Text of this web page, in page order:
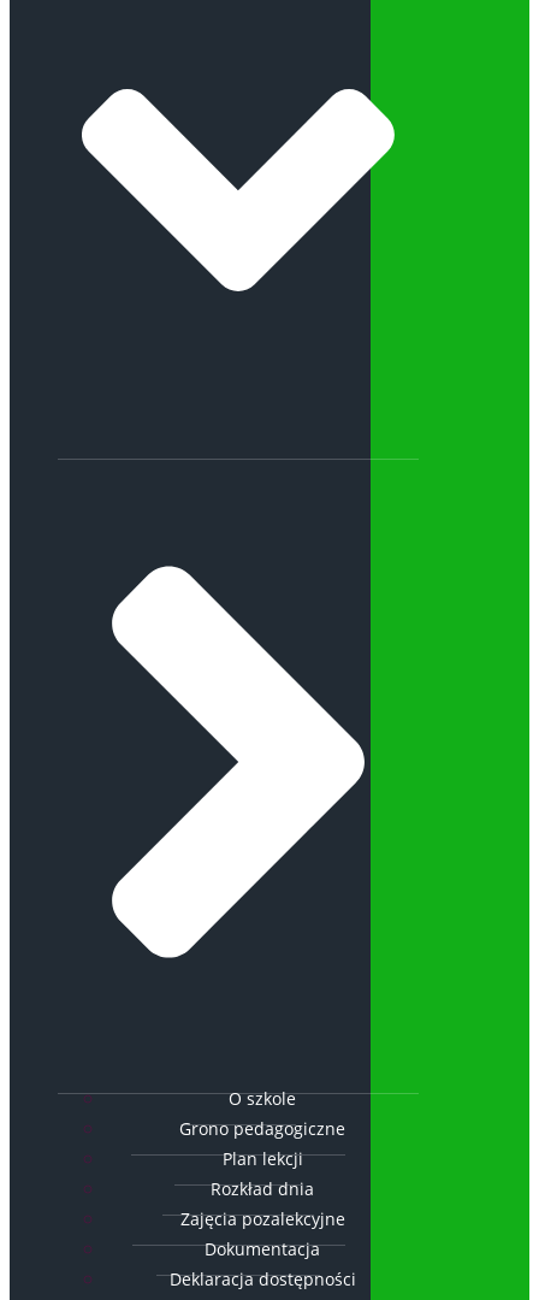
O szkole
Grono pedagogiczne
Plan lekcji
Rozkład dnia
Zajęcia pozalekcyjne
Dokumentacja
Deklaracja dostępności